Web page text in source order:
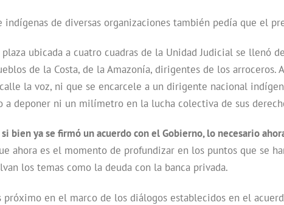
de diversas organizaciones también pedía que el
ubicada a cuatro cuadras de la Unidad Judicial se llenó
de la Costa, de la Amazonía, dirigentes de los arroceros.
la voz, ni que se encarcele a un dirigente nacional
a deponer ni un milímetro en la lucha colectiva de sus
bien ya se firmó un acuerdo con el Gobierno, lo necesario
ahora es el momento de profundizar en los puntos que se
los temas como la deuda con la banca privada.
en el marco de los diálogos establecidos en el